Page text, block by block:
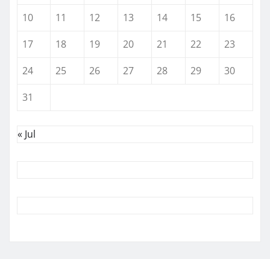
10
11 12 13 14 15
16
17
18 19 20 21 22
23
24
25 26 27 28 29
30
31
« Jul